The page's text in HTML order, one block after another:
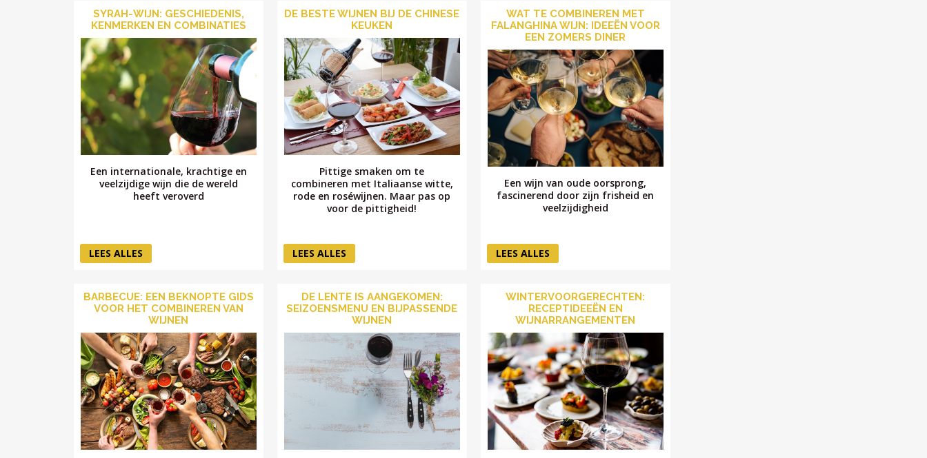
SYRAH-WIJN: GESCHIEDENIS,
KENMERKEN EN COMBINATIES
Een internationale, krachtige en
veelzijdige wijn die de wereld
heeft veroverd
LEES ALLES
DE BESTE WIJNEN BIJ DE CHINESE
KEUKEN
Pittige smaken om te
combineren met Italiaanse witte,
rode en roséwijnen. Maar pas op
voor de pittigheid!
LEES ALLES
WAT TE COMBINEREN MET
FALANGHINA WIJN: IDEEËN VOOR
EEN ZOMERS DINER
Een wijn van oude oorsprong,
fascinerend door zijn frisheid en
veelzijdigheid
LEES ALLES
BARBECUE: EEN BEKNOPTE GIDS
VOOR HET COMBINEREN VAN
WIJNEN
DE LENTE IS AANGEKOMEN:
SEIZOENSMENU EN BIJPASSENDE
WIJNEN
WINTERVOORGERECHTEN:
RECEPTIDEEËN EN
WIJNARRANGEMENTEN